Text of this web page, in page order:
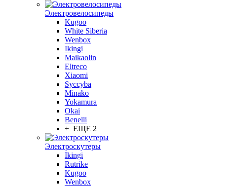
Электровелосипеды
Kugoo
White Siberia
Wenbox
Ikingi
Maikaolin
Eltreco
Xiaomi
Syccyba
Minako
Yokamura
Okai
Benelli
+ ЕЩЕ 2
Электроскутеры
Ikingi
Rutrike
Kugoo
Wenbox